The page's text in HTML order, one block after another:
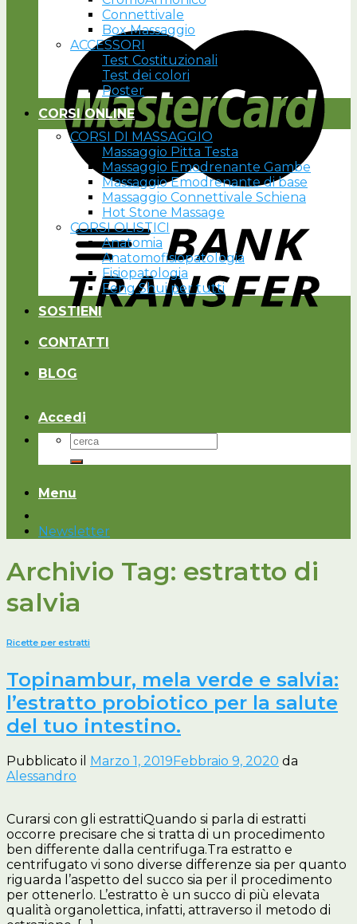
Connettivale
Box Massaggio
ACCESSORI
Test Costituzionali
Test dei colori
Poster
CORSI ONLINE
CORSI DI MASSAGGIO
Massaggio Pitta Testa
Massaggio Emodrenante Gambe
Massaggio Emodrenante di base
Massaggio Connettivale Schiena
Hot Stone Massage
CORSI OLISTICI
Anatomia
Anatomofisiopatologia
Fisiopatologia
Feng Shui per tutti
SOSTIENI
CONTATTI
BLOG
Accedi
Cerca:
Menu
Newsletter
Archivio Tag: estratto di
salvia
Ricette per estratti
Topinambur, mela verde e salvia:
l’estratto probiotico per la salute
del tuo intestino.
Pubblicato il Marzo 1, 2019 Febbraio 9, 2020 da
Alessandro
Curarsi con gli estrattiQuando si parla di estratti
occorre precisare che si tratta di un procedimento
ben differente dalla centrifuga.Tra estratto e
centrifugato vi sono diverse differenze sia per quanto
riguarda l’aspetto del succo sia per il procedimento
per ottenerlo. L’estratto è un succo di più elevata
qualità organolettica, infatti, attraverso il metodo di